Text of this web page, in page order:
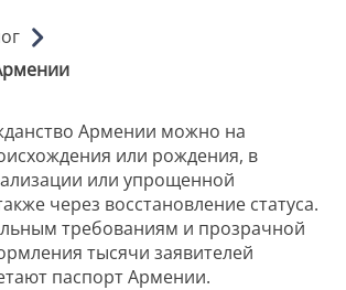
Армении можно на
или рождения, в
или упрощенной
через восстановление статуса.
требованиям и прозрачной
тысячи заявителей
паспорт Армении.